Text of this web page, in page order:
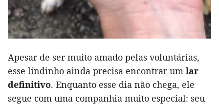
Apesar de ser muito amado pelas voluntárias,
esse lindinho ainda precisa encontrar um lar
definitivo. Enquanto esse dia não chega, ele
segue com uma companhia muito especial: seu